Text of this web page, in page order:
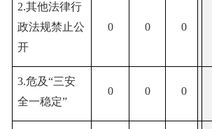
2.其他法律行
政法规禁止公
开
0 0 0
3.危及“三安
全一稳定”
0 0 0